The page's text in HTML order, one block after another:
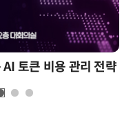
토큰 비용 관리 전략